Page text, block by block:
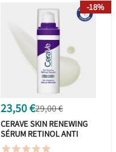
23,50 €29,00 €
CERAVE SKIN RENEWING
SÉRUM RETINOL ANTI
MARCAS 30ML

-18%